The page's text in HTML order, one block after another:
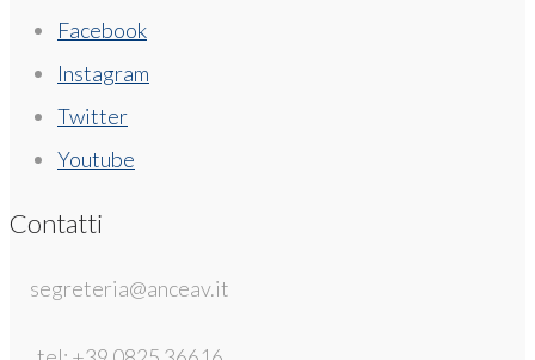
Facebook
Instagram
Twitter
Youtube
Contatti
segreteria@anceav.it